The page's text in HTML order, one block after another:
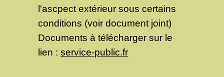
l'ascpect extérieur sous certains
conditions (voir document joint)
Documents à télécharger sur le
lien :service-public.fr